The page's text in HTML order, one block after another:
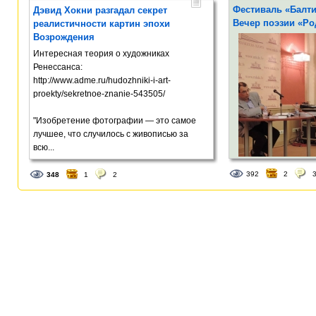
русской поэзии – 2015, который
проводился на портале
Stihi.lv. В
конкурсе приняли участие 287 авторов из
19 стран мира. Латвийские литераторы
собрались в узком кругу, чтобы отметить
это событие. Нас гостеприимно приняла
на своей даче Елена Копытова.
361
Дэвид Хокни разгадал секрет
реалистичности картин эпохи
Возрождения
Интересная теория о художниках
Ренессанса:
http://www.adme.ru/hudozhniki-i-art-
proekty/sekretnoe-znanie-543505/
"Изобретение фотографии — это самое
лучшее, что случилось с живописью за
всю...
348 1 2
Фестиваль
Вечер поэзии
В последний день
Латвии, в Доме
поэзии «Родная
392 2 3